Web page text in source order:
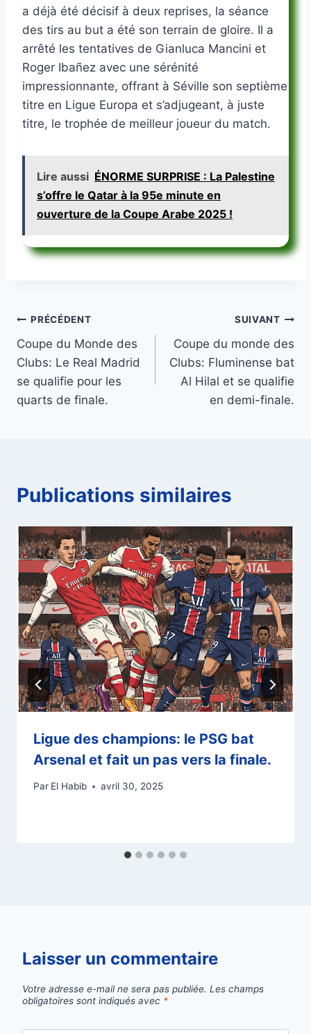
a déjà été décisif à deux reprises, la séance
des tirs au but a été son terrain de gloire. Il a
arrêté les tentatives de Gianluca Mancini et
Roger Ibañez avec une sérénité
impressionnante, offrant à Séville son septième
titre en Ligue Europa et s’adjugeant, à juste
titre, le trophée de meilleur joueur du match.
Lire aussi ÉNORME SURPRISE : La Palestine
s’offre le Qatar à la 95e minute en
ouverture de la Coupe Arabe 2025 !
Navigation
de
l’article
PRÉCÉDENT
Coupe du Monde des
Clubs: Le Real Madrid
se qualifie pour les
quarts de finale.
SUIVANT
Coupe du monde des
Clubs: Fluminense bat
Al Hilal et se qualifie
en demi-finale.
Publications similaires
Ligue des champions: le PSG bat
Arsenal et fait un pas vers la finale.
Par El Habib avril 30, 2025
Laisser un commentaire
Votre adresse e-mail ne sera pas publiée. Les champs
obligatoires sont indiqués avec *